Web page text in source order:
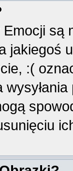
są
jakiegoś
:(